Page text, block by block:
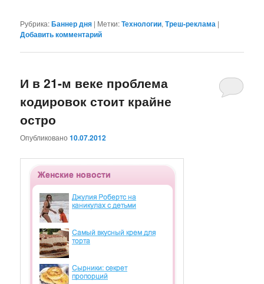
Рубрика:Баннер дня | Метки:Технологии,Треш-реклама |
Добавить комментарий
И в 21-м веке проблема
кодировок стоит крайне
остро
Опубликовано10.07.2012